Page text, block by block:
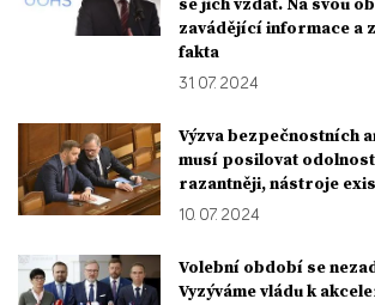
zavádějící informace a
fakta
31. 07. 2024
Výzva bezpečnostních
musí posilovat
razantněji, nástroje
10. 07. 2024
Volební období se
Vyzýváme vládu k